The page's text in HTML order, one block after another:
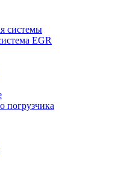
системы
EGR
погрузчика